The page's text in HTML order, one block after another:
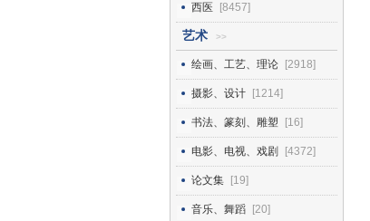
西医 [8457]
艺术 >>
绘画、工艺、理论 [2918]
摄影、设计 [1214]
书法、篆刻、雕塑 [16]
电影、电视、戏剧 [4372]
论文集 [19]
音乐、舞蹈 [20]